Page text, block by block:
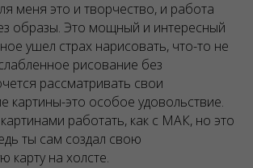
меня это и творчество, и работа
образы. Это мощный и интересный
ушел страх нарисовать, что-то не
рисование без
рассматривать свои
картины-это особое удовольствие.
работать, как с МАК, но это
ты сам создал свою
карту на холсте.